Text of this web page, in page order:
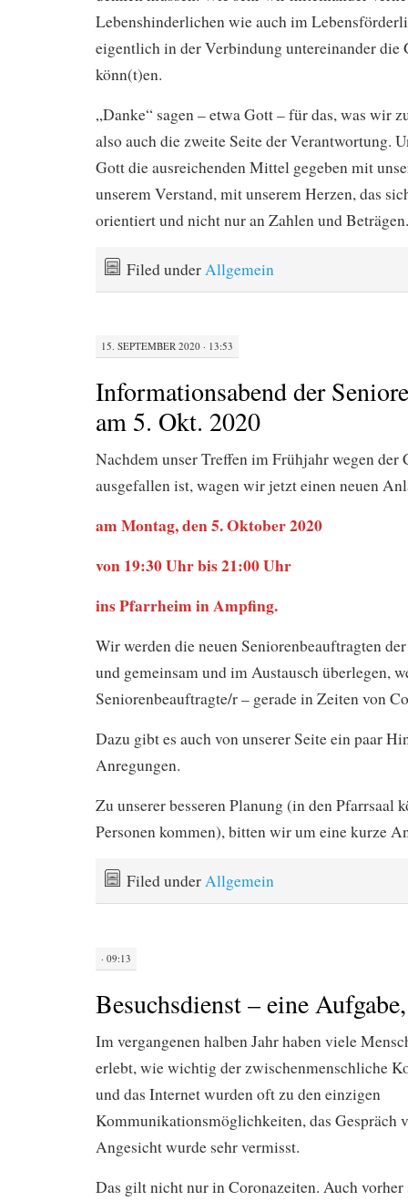
Lebenshinderlichen wie auch im
eigentlich in der Verbindung untereinander die
könn(t)en.
„Danke“ sagen – etwa Gott – für das, was wir
also auch die zweite Seite der Verantwortung.
Gott die ausreichenden Mittel gegeben mit
unserem Verstand, mit unserem Herzen, das
orientiert und nicht nur an Zahlen und Beträgen.
Filed underAllgemein
15. SEPTEMBER 2020 · 13:53
Informationsabend der
am 5. Okt. 2020
Nachdem unser Treffen im Frühjahr wegen der
ausgefallen ist, wagen wir jetzt einen neuen
am Montag, den 5. Oktober 2020
von 19:30 Uhr bis 21:00 Uhr
ins Pfarrheim in Ampfing.
Wir werden die neuen Seniorenbeauftragten
und gemeinsam und im Austausch überlegen,
Seniorenbeauftragte/r – gerade in Zeiten von
Dazu gibt es auch von unserer Seite ein paar
Anregungen.
Zu unserer besseren Planung (in den Pfarrsaal
Personen kommen), bitten wir um eine kurze
Filed underAllgemein
· 09:13
Besuchsdienst – eine
Im vergangenen halben Jahr haben viele
erlebt, wie wichtig der zwischenmenschliche
und das Internet wurden oft zu den einzigen
Kommunikationsmöglichkeiten, das Gespräch
Angesicht wurde sehr vermisst.
Das gilt nicht nur in Coronazeiten. Auch vorher